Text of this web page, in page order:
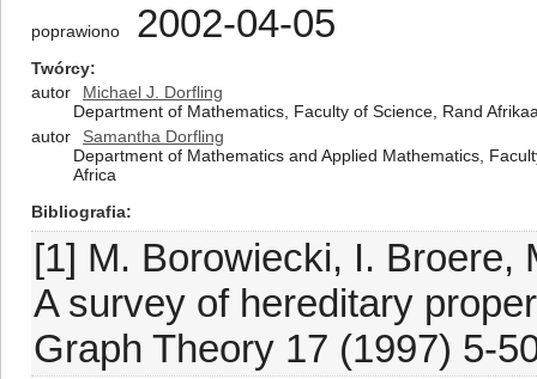
poprawiono 2002-04-05
Twórcy
autor
Michael J. Dorfling
Department of Mathematics, Faculty of Science, Rand
autor
Samantha Dorfling
Department of Mathematics and Applied Mathematics,
Africa
Bibliografia
[1] M. Borowiecki, I. Broere,
A survey of hereditary
Graph Theory 17 (1997) 5-